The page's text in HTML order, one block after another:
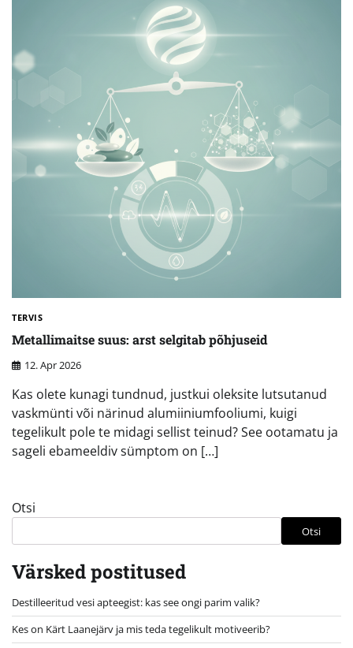
TERVIS
Metallimaitse suus: arst selgitab põhjuseid
12. Apr 2026
Kas olete kunagi tundnud, justkui oleksite lutsutanud
vaskmünti või närinud alumiiniumfooliumi, kuigi
tegelikult pole te midagi sellist teinud? See ootamatu ja
sageli ebameeldiv sümptom on […]
Otsi
Otsi
Värsked postitused
Destilleeritud vesi apteegist: kas see ongi parim valik?
Kes on Kärt Laanejärv ja mis teda tegelikult motiveerib?